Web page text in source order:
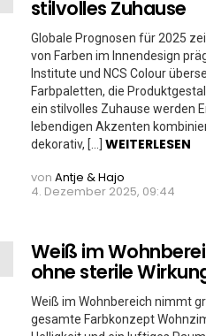
stilvolles Zuhause
Globale Prognosen für 2025
von Farben im Innendesign
Institute und NCS Colour
Farbpaletten, die
ein stilvolles Zuhause werden
lebendigen Akzenten
dekorativ, […] WEITERLESEN
von Antje & Hajo
4. Dezember 2025, 09:44
Weiß im
ohne sterile
Weiß im Wohnbereich nimmt
gesamte Farbkonzept